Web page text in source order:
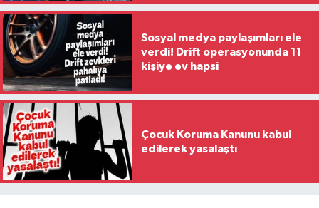
Sosyal medya paylaşımları ele
verdi! Drift operasyonunda 11
kişiye ev hapsi
Çocuk Koruma Kanunu kabul
edilerek yasalaştı